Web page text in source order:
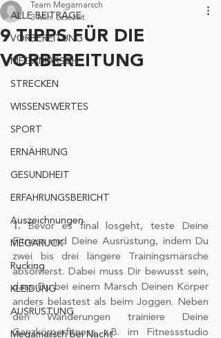
ALLE BEITRÄGE
VORBEREITUNG
MEGAMARSCH
STRECKEN
WISSENSWERTES
SPORT
ERNÄHRUNG
GESUNDHEIT
ERFAHRUNGSBERICHT
Auszeichnungen
MEGARUCK
Rucking
KLEIDUNG
AUSRÜSTUNG
Megamarsch bei Nacht
9 TIPPS FÜR DIE
VORBEREITUNG
Team Megamarsch
3 Min. Lesezeit
1. Bevor es final losgeht, teste Deine
Fitness und Deine Ausrüstung, indem Du
zwei bis drei längere Trainingsmärsche
absolvierst. Dabei muss Dir bewusst sein,
dass Du bei einem Marsch Deinen Körper
anders belastest als beim Joggen. Neben
den Wanderungen trainiere Deine
Ganzkörperfitness z.B. im Fitnessstudio